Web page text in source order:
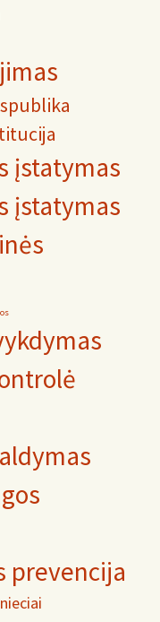
įstatymas
įstatymas
prevencija